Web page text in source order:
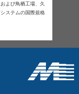
よび鳥栖工場、久
ステムの国際規格